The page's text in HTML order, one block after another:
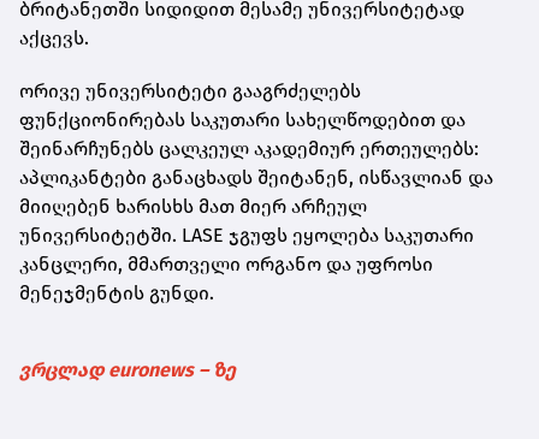
ბრიტანეთში სიდიდით მესამე უნივერსიტეტად
აქცევს.
ორივე უნივერსიტეტი გააგრძელებს
ფუნქციონირებას საკუთარი სახელწოდებით და
შეინარჩუნებს ცალკეულ აკადემიურ ერთეულებს:
აპლიკანტები განაცხადს შეიტანენ, ისწავლიან და
მიიღებენ ხარისხს მათ მიერ არჩეულ
უნივერსიტეტში. LASE ჯგუფს ეყოლება საკუთარი
კანცლერი, მმართველი ორგანო და უფროსი
მენეჯმენტის გუნდი.
ვრცლად euronews – ზე